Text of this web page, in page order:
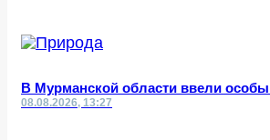
В Мурманской области ввели
08.08.2026, 13:27